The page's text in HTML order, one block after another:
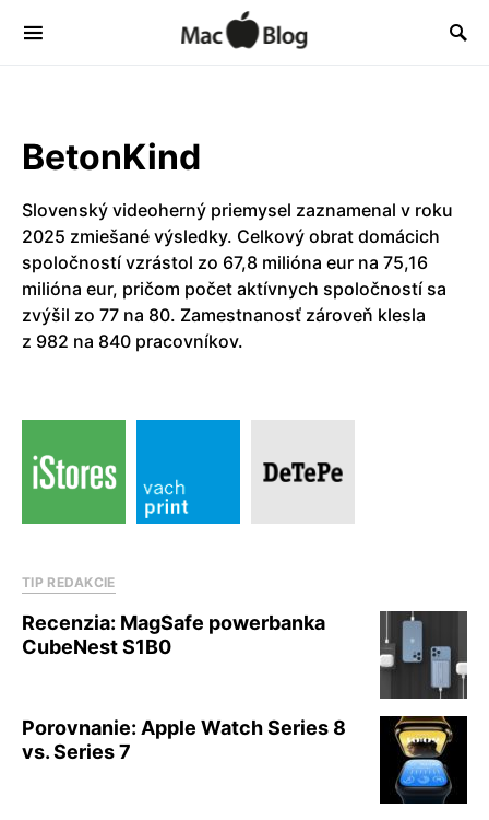
BetonKind
Slovenský videoherný priemysel zaznamenal v roku
2025 zmiešané výsledky. Celkový obrat domácich
spoločností vzrástol zo 67,8 milióna eur na 75,16
milióna eur, pričom počet aktívnych spoločností sa
zvýšil zo 77 na 80. Zamestnanosť zároveň klesla
z 982 na 840 pracovníkov.
TIP REDAKCIE
Recenzia: MagSafe powerbanka
CubeNest S1B0
Porovnanie: Apple Watch Series 8
vs. Series 7